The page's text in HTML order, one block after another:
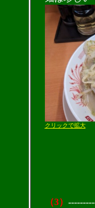
クリックで拡大
（3）